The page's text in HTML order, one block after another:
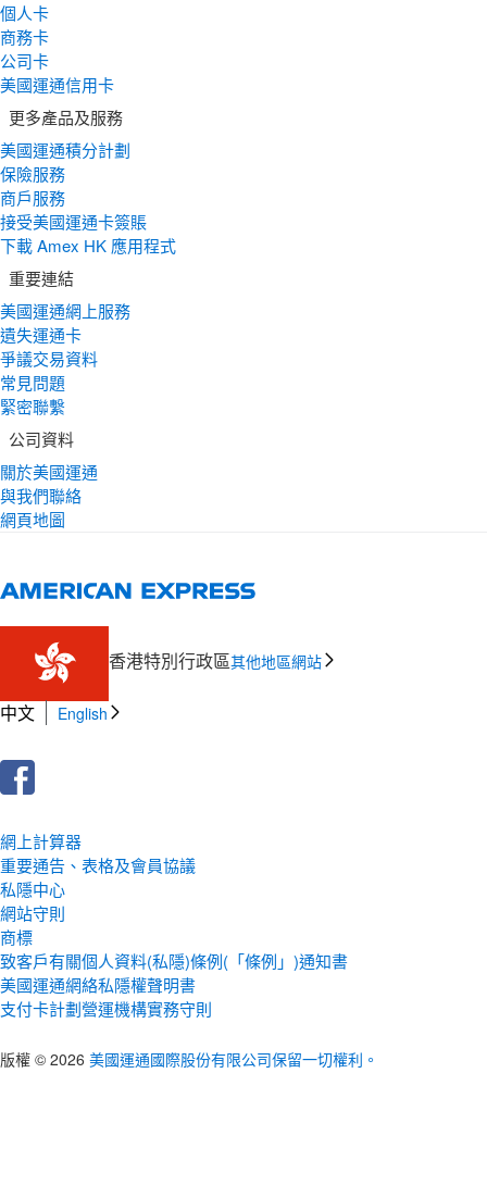
個人卡
商務卡
公司卡
美國運通信用卡
更多產品及服務
美國運通積分計劃
保險服務
商戶服務
接受美國運通卡簽賬
下載 Amex HK 應用程式
重要連結
美國運通網上服務
遺失運通卡
爭議交易資料
常見問題
緊密聯繫
公司資料
關於美國運通
與我們聯絡
網頁地圖
香港特別行政區其他地區網站
中文 English
網上計算器
重要通告、表格及會員協議
私隱中心
網站守則
商標
致客戶有關個人資料(私隱)條例(「條例」)通知書
美國運通網絡私隱權聲明書
支付卡計劃營運機構實務守則
版權 © 2026 美國運通國際股份有限公司保留一切權利。